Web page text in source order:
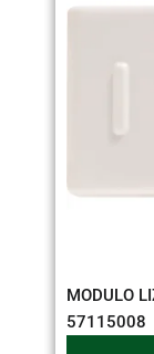
MODULO
57115008